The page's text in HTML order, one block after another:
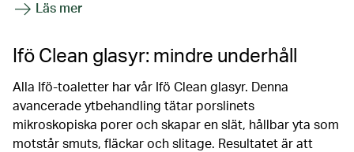
Läs mer
Ifö Clean glasyr: mindre underhåll
Alla Ifö-toaletter har vår Ifö Clean glasyr. Denna
avancerade ytbehandling tätar porslinets
mikroskopiska porer och skapar en slät, hållbar yta som
motstår smuts, fläckar och slitage. Resultatet är att